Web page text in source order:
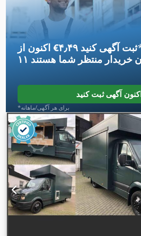
اکنون از ‎€۴٫۴۹ ثبت آگهی کنید
خریدار منتظر شما هستند
آگهی ثبت کنید
*برای هر آگهی/ماهانه